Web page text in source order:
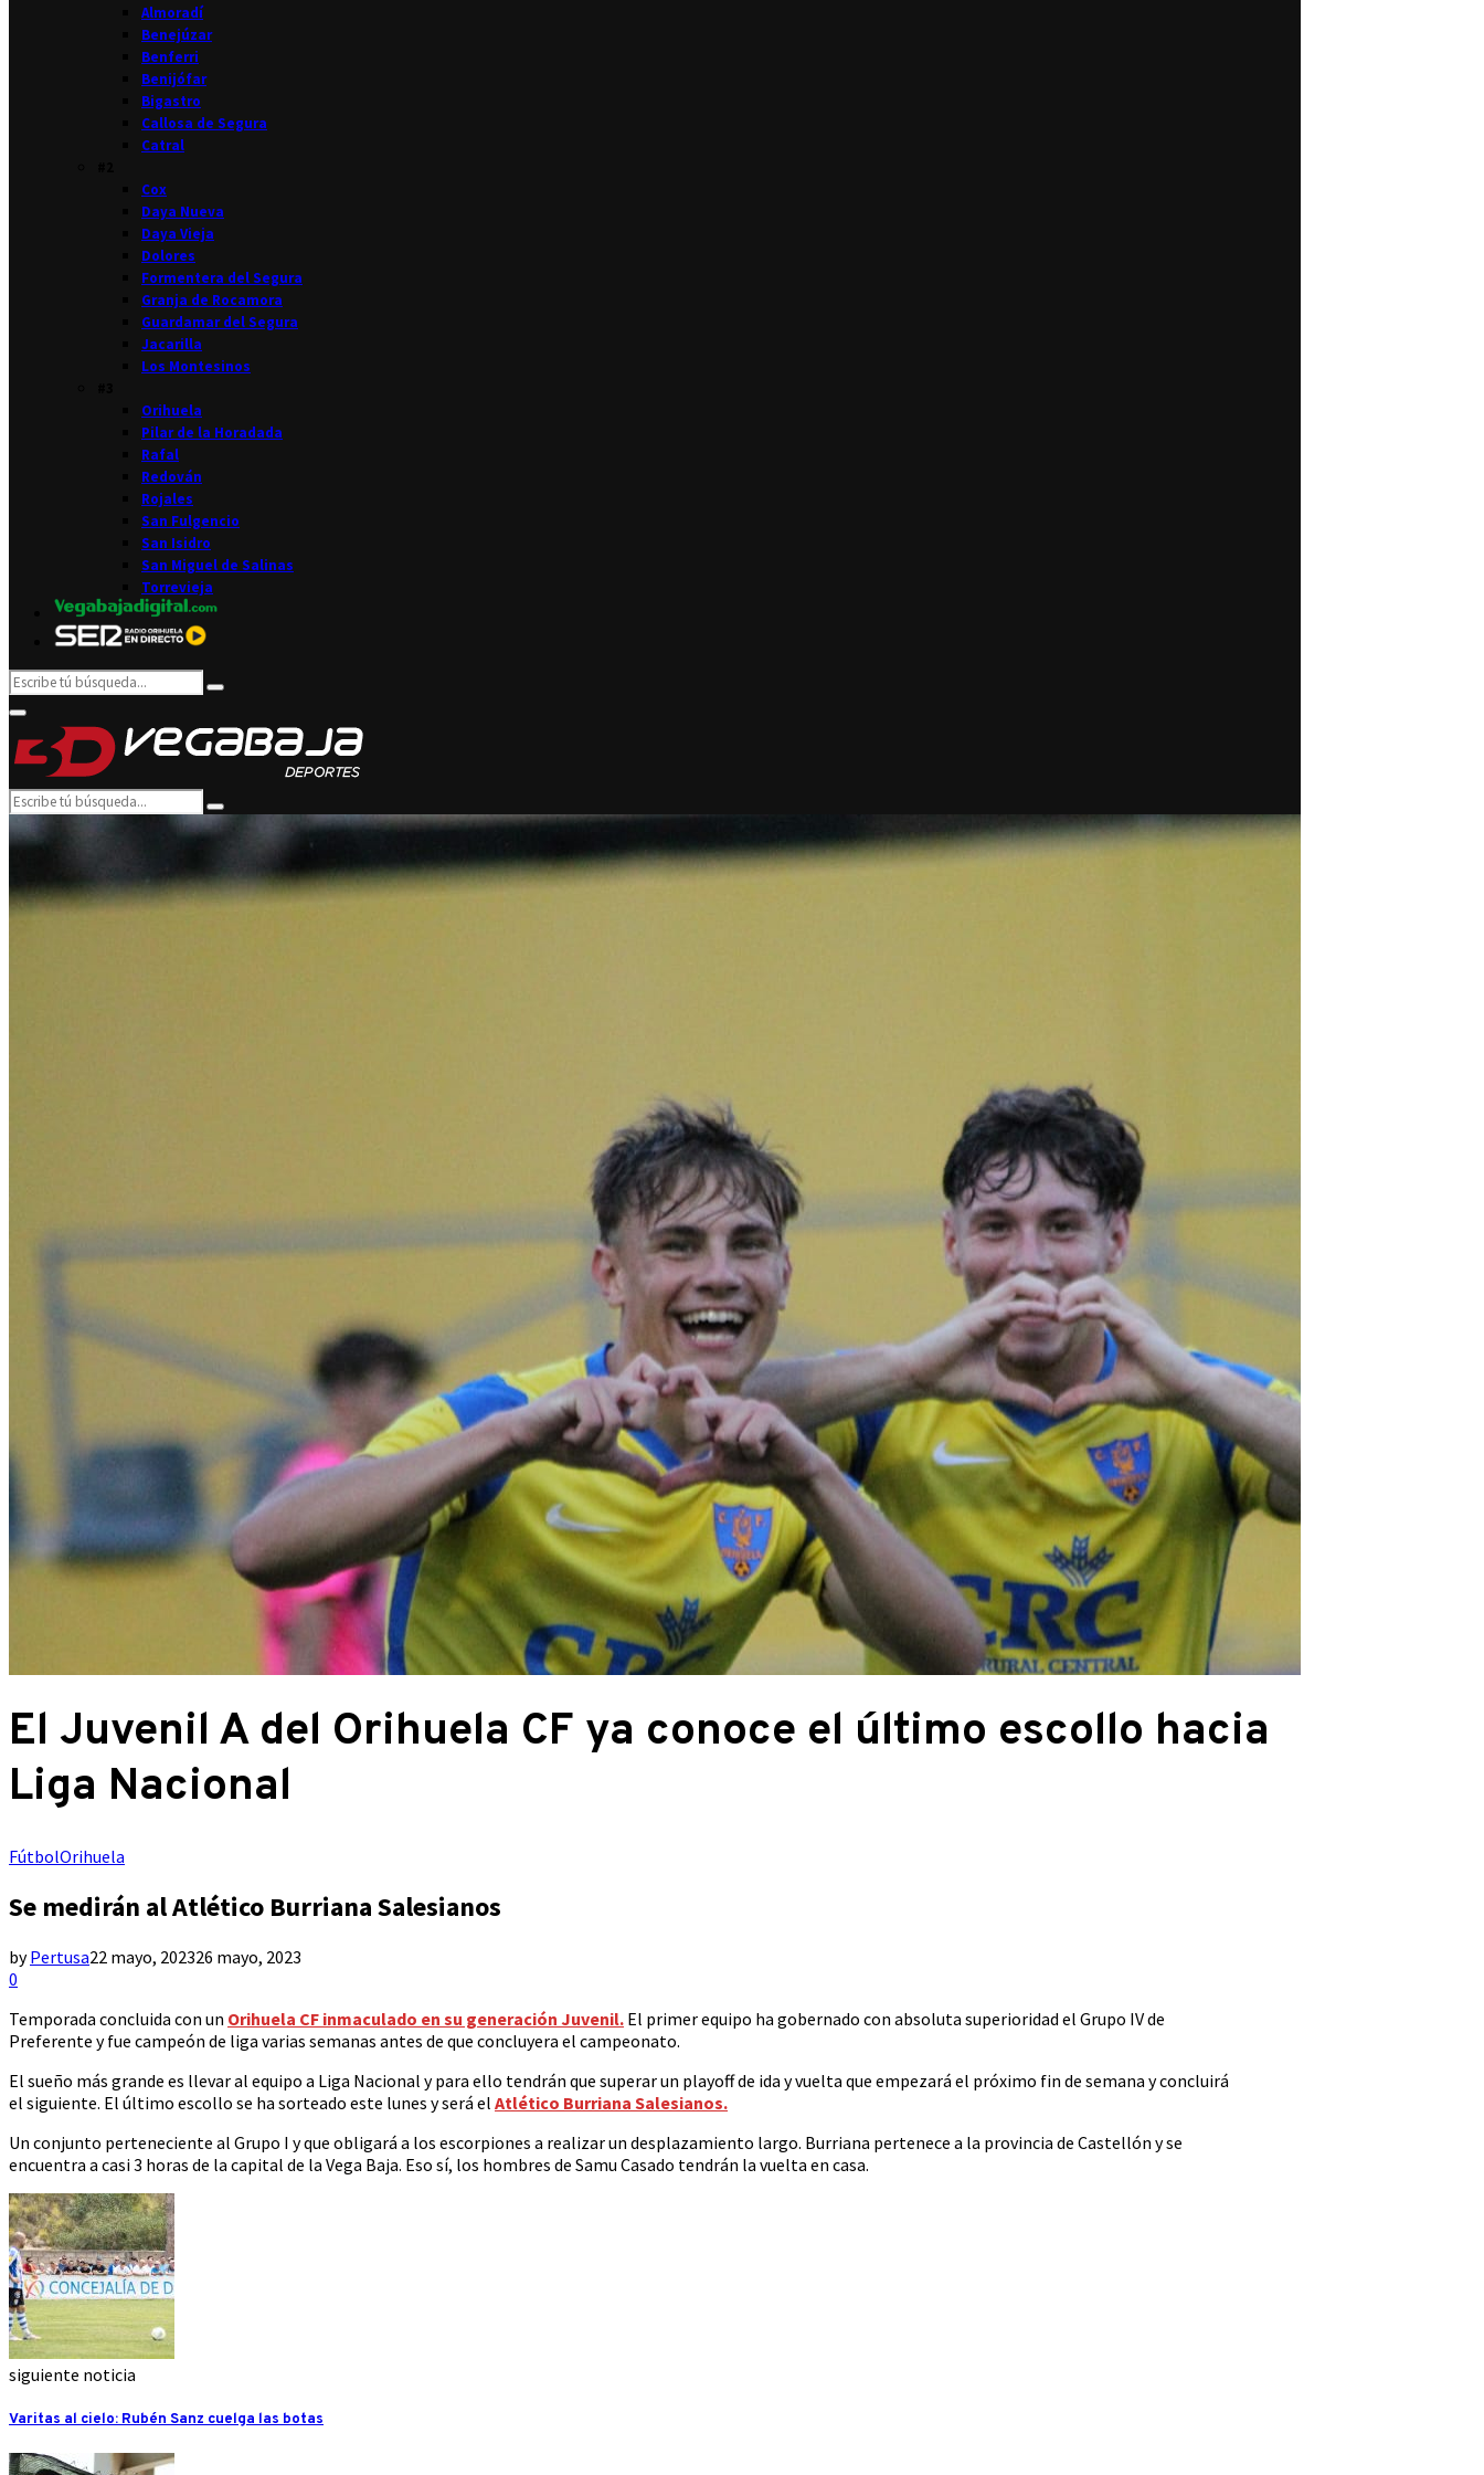
Almoradí
Benejúzar
Benferri
Benijófar
Bigastro
Callosa de Segura
Catral
Cox
Daya Nueva
Daya Vieja
Dolores
Formentera del Segura
Granja de Rocamora
Guardamar del Segura
Jacarilla
Los Montesinos
Orihuela
Pilar de la Horadada
Rafal
Redován
Rojales
San Fulgencio
San Isidro
San Miguel de Salinas
Torrevieja
Search
for:
Search
Primary
Menu
Search
for:
Search
El Juvenil A del Orihuela CF ya conoce el último escollo hacia
Liga Nacional
FútbolOrihuela
Se medirán al Atlético Burriana Salesianos
byPertusa22 mayo, 202326 mayo, 2023
0
Temporada concluida con un Orihuela CF inmaculado en su generación Juvenil. El primer equipo ha gobernado con absoluta superioridad el Grupo IV de
Preferente y fue campeón de liga varias semanas antes de que concluyera el campeonato.
El sueño más grande es llevar al equipo a Liga Nacional y para ello tendrán que superar un playoff de ida y vuelta que empezará el próximo fin de semana y concluirá
el siguiente. El último escollo se ha sorteado este lunes y será el Atlético Burriana Salesianos.
Un conjunto perteneciente al Grupo I y que obligará a los escorpiones a realizar un desplazamiento largo. Burriana pertenece a la provincia de Castellón y se
encuentra a casi 3 horas de la capital de la Vega Baja. Eso sí, los hombres de Samu Casado tendrán la vuelta en casa.
siguiente noticia
Varitas al cielo: Rubén Sanz cuelga las botas